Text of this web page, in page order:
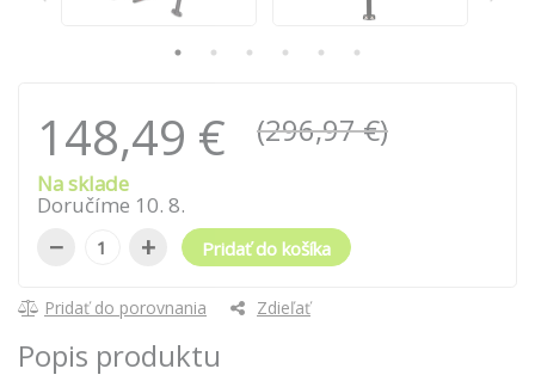
148,49 € (296,97 €)
Na sklade
Doručíme 10. 8.
− + Pridať do košíka
Pridať do porovnania Zdieľať
Popis produktu